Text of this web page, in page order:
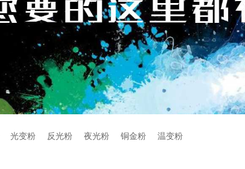
光变粉 反光粉 夜光粉 铜金粉 温变粉